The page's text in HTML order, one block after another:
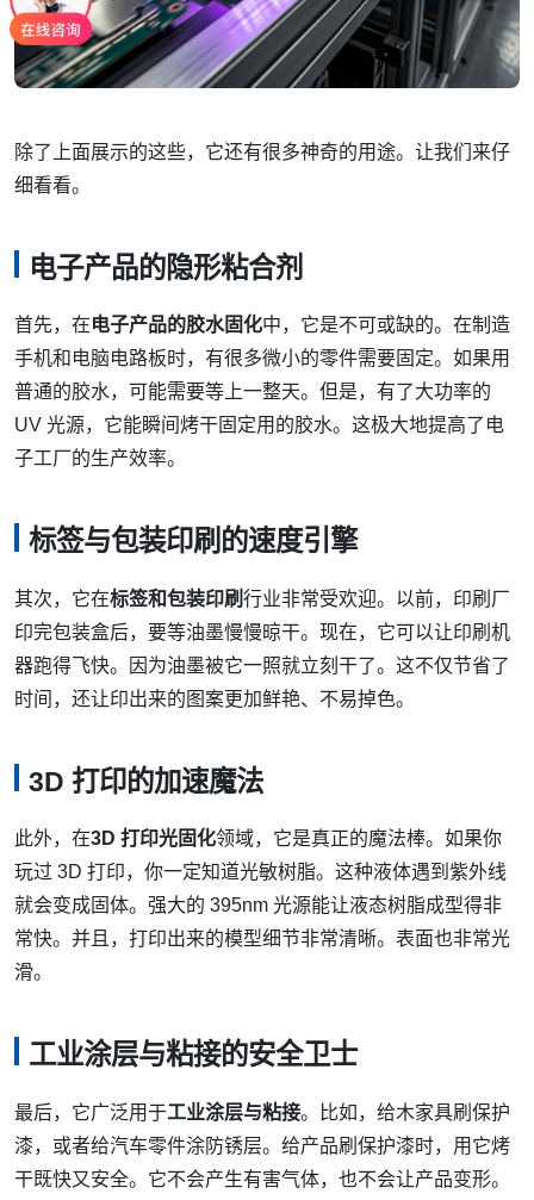
除了上面展示的这些，它还有很多神奇的用途。让我们来仔
细看看。
电子产品的隐形粘合剂
首先，在电子产品的胶水固化中，它是不可或缺的。在制造
手机和电脑电路板时，有很多微小的零件需要固定。如果用
普通的胶水，可能需要等上一整天。但是，有了大功率的
UV 光源，它能瞬间烤干固定用的胶水。这极大地提高了电
子工厂的生产效率。
标签与包装印刷的速度引擎
其次，它在标签和包装印刷行业非常受欢迎。以前，印刷厂
印完包装盒后，要等油墨慢慢晾干。现在，它可以让印刷机
器跑得飞快。因为油墨被它一照就立刻干了。这不仅节省了
时间，还让印出来的图案更加鲜艳、不易掉色。
3D 打印的加速魔法
此外，在3D 打印光固化领域，它是真正的魔法棒。如果你
玩过 3D 打印，你一定知道光敏树脂。这种液体遇到紫外线
就会变成固体。强大的 395nm 光源能让液态树脂成型得非
常快。并且，打印出来的模型细节非常清晰。表面也非常光
滑。
工业涂层与粘接的安全卫士
最后，它广泛用于工业涂层与粘接。比如，给木家具刷保护
漆，或者给汽车零件涂防锈层。给产品刷保护漆时，用它烤
干既快又安全。它不会产生有害气体，也不会让产品变形。